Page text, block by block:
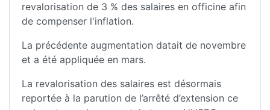
revalorisation de 3 % des salaires en officine afin
de compenser l'inflation.
La précédente augmentation datait de novembre
et a été appliquée en mars.
La revalorisation des salaires est désormais
reportée à la parution de l’arrêté d’extension ce